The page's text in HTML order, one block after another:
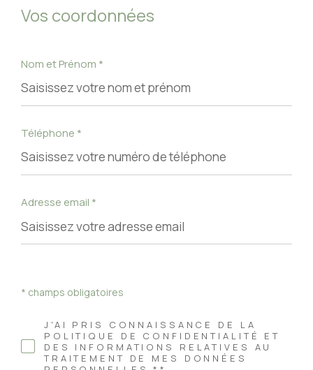
Vos coordonnées
Nom et Prénom *
Téléphone *
Adresse email *
* champs obligatoires
J'AI PRIS CONNAISSANCE DE LA
POLITIQUE DE CONFIDENTIALITÉ ET
DES INFORMATIONS RELATIVES AU
TRAITEMENT DE MES DONNÉES